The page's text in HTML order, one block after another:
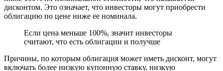
дисконтом. Это означает, что инвесторы могут приобрести
облигацию по цене ниже ее номинала.
Если цена меньше 100%, значит инвесторы
считают, что есть облигации и получше
Причины, по которым облигация может иметь дисконт, могут
включать более низкую купонную ставку, низкую